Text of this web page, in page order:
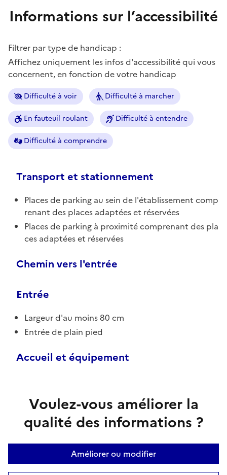
Informations sur l’accessibilité
Filtrer par type de handicap :
Affichez uniquement les infos d'accessibilité qui vous
concernent, en fonction de votre handicap
Difficulté à voir Difficulté à marcher
En fauteuil roulant Difficulté à entendre
Difficulté à comprendre
Transport et stationnement
Places de parking au sein de l'établissement comp
renant des places adaptées et réservées
Places de parking à proximité comprenant des pla
ces adaptées et réservées
Chemin vers l'entrée
Entrée
Largeur d'au moins 80 cm
Entrée de plain pied
Accueil et équipement
Voulez-vous améliorer la
qualité des informations ?
Améliorer ou modifier